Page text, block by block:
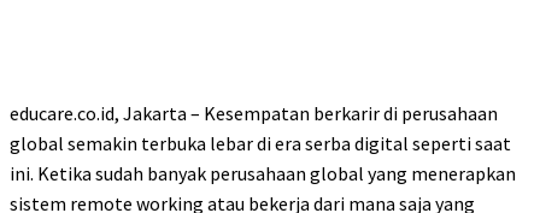
educare.co.id, Jakarta – Kesempatan berkarir di perusahaan
global semakin terbuka lebar di era serba digital seperti saat
ini. Ketika sudah banyak perusahaan global yang menerapkan
sistem remote working atau bekerja dari mana saja yang